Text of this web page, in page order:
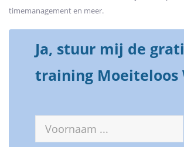
timemanagement en meer.
Ja, stuur mij de
training Moeiteloos
Voornaam